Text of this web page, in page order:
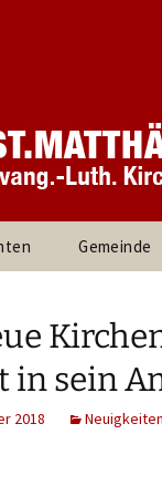
um unsere
Gemeinde
Gruppen
in sein
2018 Neuigkeiten